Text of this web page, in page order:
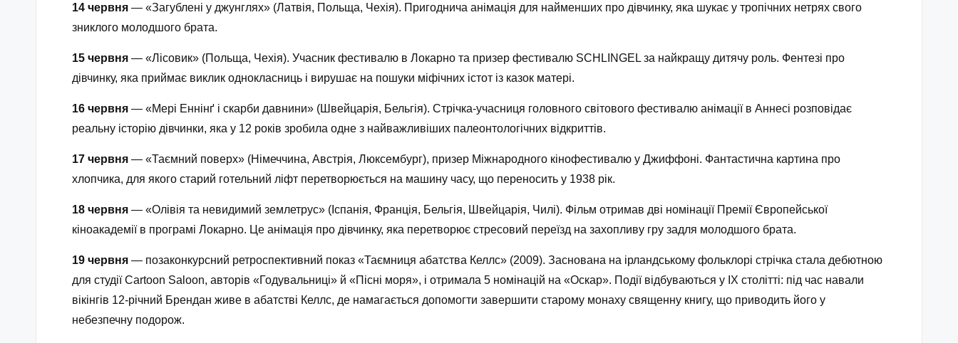
14 червня — «Загублені у джунглях» (Латвія, Польща, Чехія). Пригоднича анімація для найменших про дівчинку, яка шукає у тропічних нетрях свого
зниклого молодшого брата.
15 червня — «Лісовик» (Польща, Чехія). Учасник фестивалю в Локарно та призер фестивалю SCHLINGEL за найкращу дитячу роль. Фентезі про
дівчинку, яка приймає виклик однокласниць і вирушає на пошуки міфічних істот із казок матері.
16 червня — «Мері Еннінґ і скарби давнини» (Швейцарія, Бельгія). Стрічка-учасниця головного світового фестивалю анімації в Аннесі розповідає
реальну історію дівчинки, яка у 12 років зробила одне з найважливіших палеонтологічних відкриттів.
17 червня — «Таємний поверх» (Німеччина, Австрія, Люксембург), призер Міжнародного кінофестивалю у Джиффоні. Фантастична картина про
хлопчика, для якого старий готельний ліфт перетворюється на машину часу, що переносить у 1938 рік.
18 червня — «Олівія та невидимий землетрус» (Іспанія, Франція, Бельгія, Швейцарія, Чилі). Фільм отримав дві номінації Премії Європейської
кіноакадемії в програмі Локарно. Це анімація про дівчинку, яка перетворює стресовий переїзд на захопливу гру задля молодшого брата.
19 червня — позаконкурсний ретроспективний показ «Таємниця абатства Келлс» (2009). Заснована на ірландському фольклорі стрічка стала дебютною
для студії Cartoon Saloon, авторів «Годувальниці» й «Пісні моря», і отримала 5 номінацій на «Оскар». Події відбуваються у IX столітті: під час навали
вікінгів 12-річний Брендан живе в абатстві Келлс, де намагається допомогти завершити старому монаху священну книгу, що приводить його у
небезпечну подорож.